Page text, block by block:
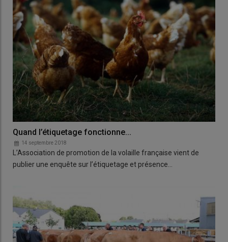
Quand l’étiquetage fonctionne...
14 septembre 2018
L’Association de promotion de la volaille française vient de
publier une enquête sur l’étiquetage et présence…